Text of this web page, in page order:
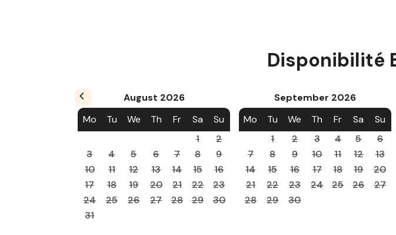
Disponibilité
August 2026
Mo
Tu We Th Fr Sa
Su
1
2
3
4 5 6 7 8
9
10
11 12 13 14 15
16
17
18 19 20 21 22
23
24
25 26 27 28 29
30
31
September 2026
Mo
Tu We Th Fr Sa
Su
1
2 3 4 5
6
7
8 9 10 11 12
13
14
15 16 17 18 19
20
21
22 23 24 25 26
27
28
29 30